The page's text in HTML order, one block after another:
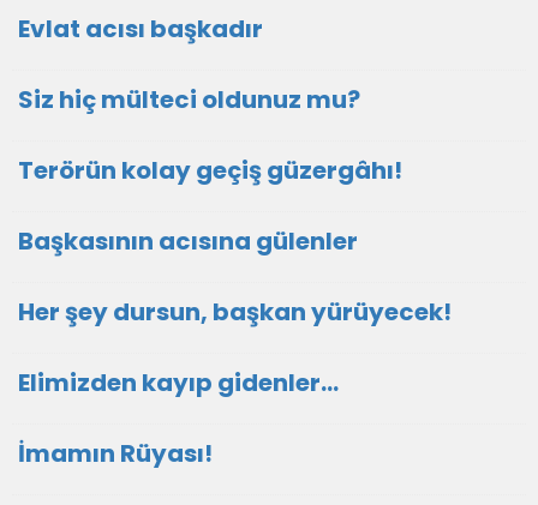
Evlat acısı başkadır
Siz hiç mülteci oldunuz mu?
Terörün kolay geçiş güzergâhı!
Başkasının acısına gülenler
Her şey dursun, başkan yürüyecek!
Elimizden kayıp gidenler…
İmamın Rüyası!